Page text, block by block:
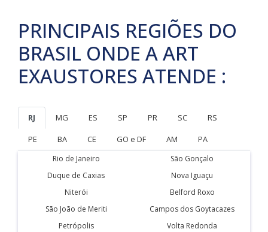
PRINCIPAIS REGIÕES DO
BRASIL ONDE A ART
EXAUSTORES ATENDE :
RJ MG ES SP PR SC
RS
PE
BA CE GO e DF AM PA
Rio de Janeiro
São Gonçalo
Duque de Caxias
Nova Iguaçu
Niterói
Belford Roxo
São João de Meriti
Campos dos Goytacazes
Petrópolis
Volta Redonda